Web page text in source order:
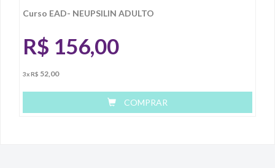
Curso EAD- NEUPSILIN ADULTO
R$ 156,00
3x R$ 52,00
COMPRAR